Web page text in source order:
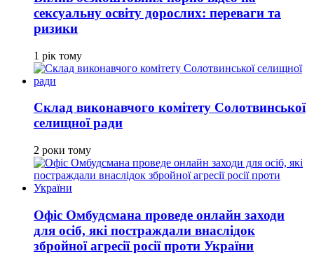
сексуальну освіту дорослих: переваги та
ризики
1 рік тому
Склад виконавчого комітету Солотвинської
селищної ради
2 роки тому
Офіс Омбудсмана проведе онлайн заходи
для осіб, які постраждали внаслідок
збройної агресії росії проти України